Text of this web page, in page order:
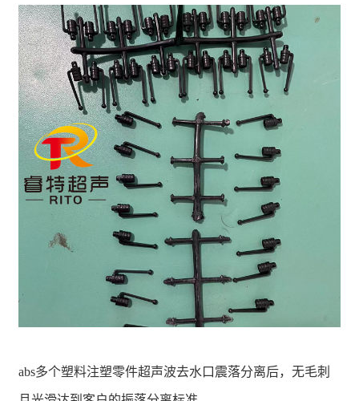
abs多个塑料注塑零件超声波去水口震落分离后，无毛刺